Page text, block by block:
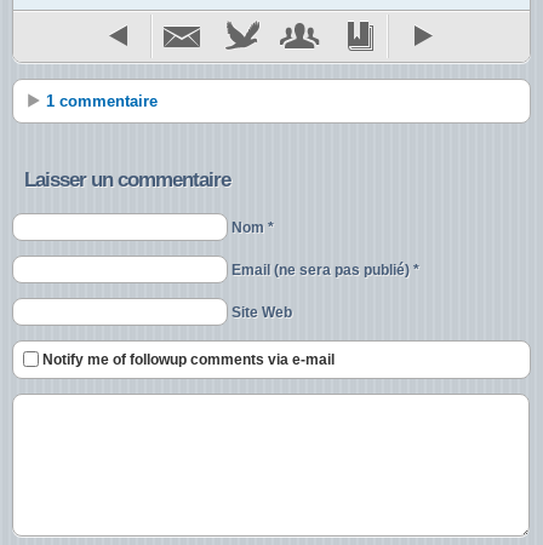
1 commentaire
Laisser un commentaire
Nom *
Email (ne sera pas publié) *
Site Web
Notify me of followup comments via e-mail